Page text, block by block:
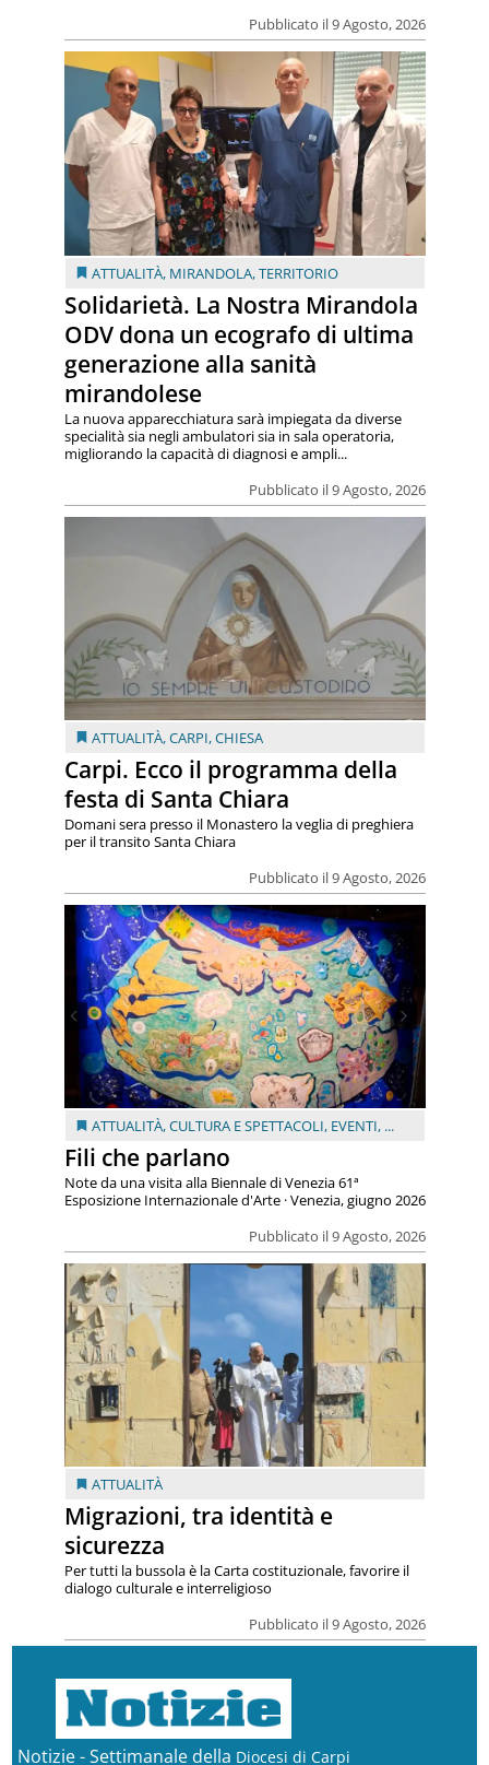
Pubblicato il 9 Agosto, 2026
ATTUALITÀ, MIRANDOLA,TERRITORIO
Solidarietà. La Nostra Mirandola
ODV dona un ecografo di ultima
generazione alla sanità
mirandolese
Pubblicato il 9 Agosto, 2026
La nuova apparecchiatura sarà impiegata da diverse
specialità sia negli ambulatori sia in sala operatoria,
migliorando la capacità di diagnosi e ampli...
ATTUALITÀ,CARPI,CHIESA
Carpi. Ecco il programma della
festa di Santa Chiara
Pubblicato il 9 Agosto, 2026
Domani sera presso il Monastero la veglia di preghiera
per il transito Santa Chiara
ATTUALITÀ,CULTURA E SPETTACOLI, EVENTI, ...
Fili che parlano
Pubblicato il 9 Agosto, 2026
Note da una visita alla Biennale di Venezia 61ª
Esposizione Internazionale d'Arte · Venezia, giugno 2026
ATTUALITÀ
Migrazioni, tra identità e
sicurezza
Pubblicato il 9 Agosto, 2026
Per tutti la bussola è la Carta costituzionale, favorire il
dialogo culturale e interreligioso
Notizie - Settimanale della Diocesi di Carpi